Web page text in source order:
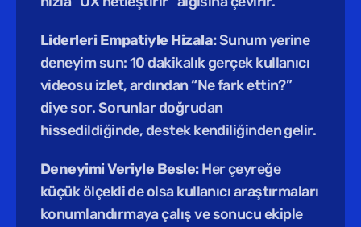
Liderleri Empatiyle Hizala: Sunum yerine
deneyim sun: 10 dakikalık gerçek kullanıcı
videosu izlet, ardından “Ne fark ettin?”
diye sor. Sorunlar doğrudan
hissedildiğinde, destek kendiliğinden gelir.
Deneyimi Veriyle Besle: Her çeyreğe
küçük ölçekli de olsa kullanıcı araştırmaları
konumlandırmaya çalış ve sonucu ekiple